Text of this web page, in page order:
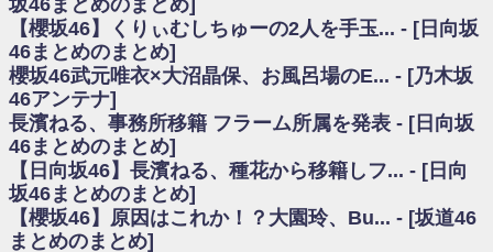
これはマジギレしてる
乃木坂46アンテナ / 【櫻坂46】ハリソン守屋「ゆーづのせいです」【ラヴ
ィット!】
乃木坂あんてな ～乃木坂46・欅坂46・日向坂46のニュース・情報・話題
をピックアップ / 良い品揃え！櫻坂46 12thシングル『Make or Break』オフィ
シャルグッズ絶賛販売受付中
日向坂46まとめのまとめ / 【日向坂46】この月、何かあるのか！？『お願
いバッハ！』ミーグリ日程がこちら
日向坂46まとめのまとめ / 【元日向坂46】この卒業生、めちゃくちゃテレ
ビで見かけるな
欅坂/日向坂46まとめのまとめ / 【櫻坂46】リアルミーグリであの販売も！
『Make or Break』オフィシャルグッズ解禁
【櫻坂46】くりぃむしちゅーの2人を手玉... - [日向坂
46まとめのまとめ]
櫻坂46武元唯衣×大沼晶保、お風呂場のE... - [乃木坂
46アンテナ]
長濱ねる、事務所移籍 フラーム所属を発表 - [日向坂
46まとめのまとめ]
【日向坂46】長濱ねる、種花から移籍しフ... - [日向
坂46まとめのまとめ]
【櫻坂46】原因はこれか！？大園玲、Bu... - [坂道46
まとめのまとめ]